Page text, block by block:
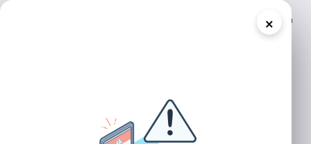
×
Stimme der